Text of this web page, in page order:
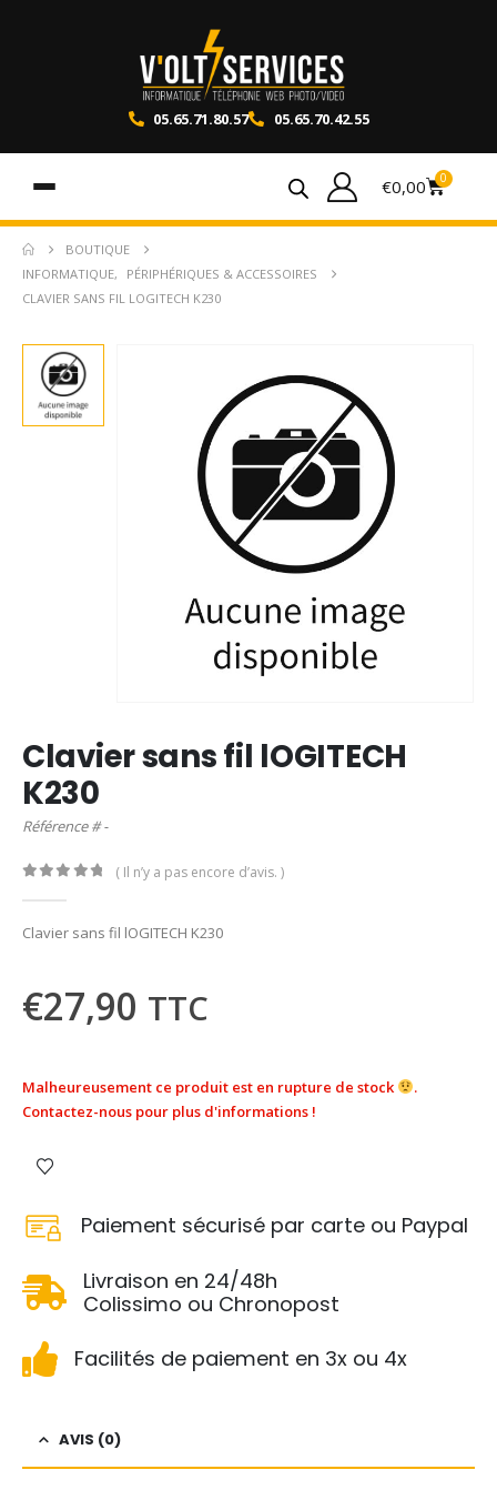
05.65.71.80.57 05.65.70.42.55
€0,00 0
BOUTIQUE
INFORMATIQUE,
PÉRIPHÉRIQUES & ACCESSOIRES
CLAVIER SANS FIL LOGITECH K230
Clavier sans fil lOGITECH
K230
Référence # -
( Il n’y a pas encore d’avis. )
Clavier sans fil lOGITECH K230
€27,90 TTC
Malheureusement ce produit est en rupture de stock
.
Contactez-nous pour plus d'informations !
Paiement sécurisé par carte ou Paypal
Livraison en 24/48h
Colissimo ou Chronopost
Facilités de paiement en 3x ou 4x
AVIS (0)